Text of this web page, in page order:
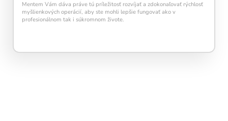
Mentem Vám dáva práve tú príležitosť rozvíjať a zdokonaľovať rýchlosť
myšlienkových operácií, aby ste mohli lepšie fungovať ako v
profesionálnom tak i súkromnom živote.